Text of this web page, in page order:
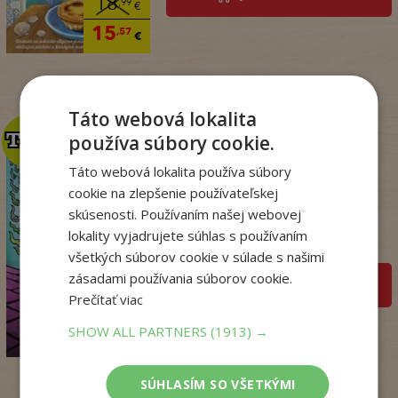
18,99 €
15,57 €
14 ,95
12,86€
TOP
TOP
Dogman. Larva 22 (8)
Dav Pilkey
Na sklade
pridať do košíka
Táto webová lokalita
používa súbory cookie.
Táto webová lokalita používa súbory
cookie na zlepšenie používateľskej
skúsenosti. Používaním našej webovej
lokality vyjadrujete súhlas s používaním
všetkých súborov cookie v súlade s našimi
zásadami používania súborov cookie.
Prečítať viac
SHOW ALL PARTNERS(1913) →
SÚHLASÍM SO VŠETKÝMI